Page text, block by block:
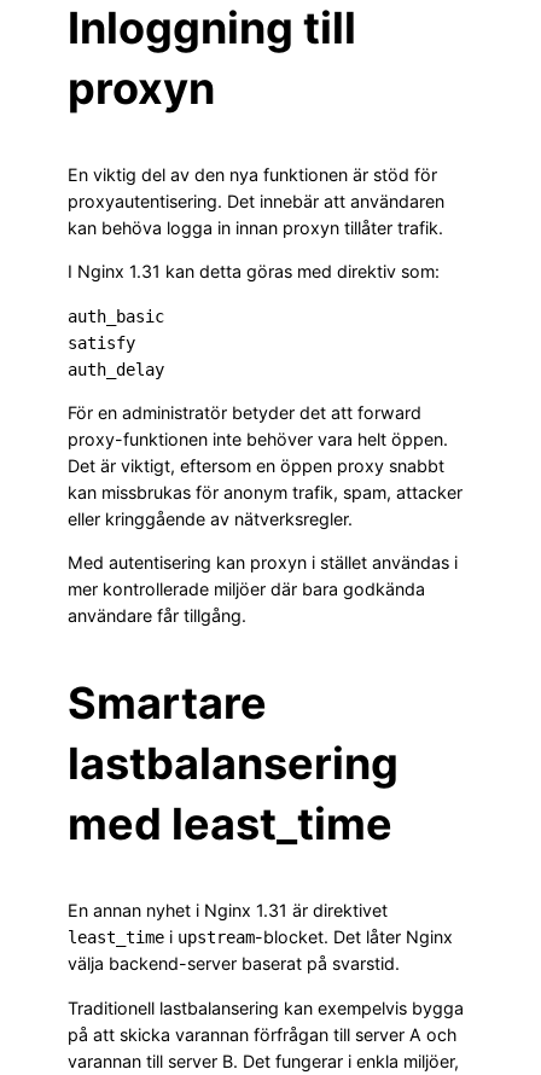
Inloggning till
proxyn
En viktig del av den nya funktionen är stöd för
proxyautentisering. Det innebär att användaren
kan behöva logga in innan proxyn tillåter trafik.
I Nginx 1.31 kan detta göras med direktiv som:
auth_basic
satisfy
auth_delay
För en administratör betyder det att forward
proxy-funktionen inte behöver vara helt öppen.
Det är viktigt, eftersom en öppen proxy snabbt
kan missbrukas för anonym trafik, spam, attacker
eller kringgående av nätverksregler.
Med autentisering kan proxyn i stället användas i
mer kontrollerade miljöer där bara godkända
användare får tillgång.
Smartare
lastbalansering
med least_time
En annan nyhet i Nginx 1.31 är direktivet
least_time i upstream-blocket. Det låter Nginx
välja backend-server baserat på svarstid.
Traditionell lastbalansering kan exempelvis bygga
på att skicka varannan förfrågan till server A och
varannan till server B. Det fungerar i enkla miljöer,